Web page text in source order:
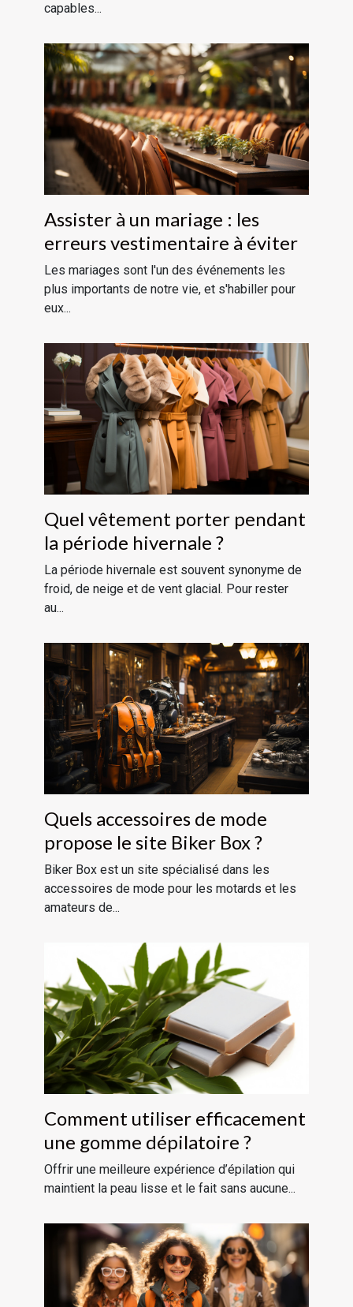
capables...
Assister à un mariage : les
erreurs vestimentaire à éviter
Les mariages sont l'un des événements les
plus importants de notre vie, et s'habiller pour
eux...
Quel vêtement porter pendant
la période hivernale ?
La période hivernale est souvent synonyme de
froid, de neige et de vent glacial. Pour rester
au...
Quels accessoires de mode
propose le site Biker Box ?
Biker Box est un site spécialisé dans les
accessoires de mode pour les motards et les
amateurs de...
Comment utiliser efficacement
une gomme dépilatoire ?
Offrir une meilleure expérience d’épilation qui
maintient la peau lisse et le fait sans aucune...